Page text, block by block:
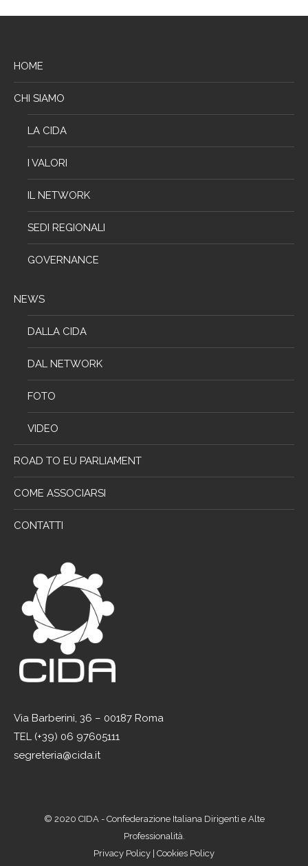
HOME
CHI SIAMO
LA CIDA
I VALORI
IL NETWORK
SEDI REGIONALI
GOVERNANCE
NEWS
DALLA CIDA
DAL NETWORK
FOTO
VIDEO
ROAD TO EU PARLIAMENT
COME ASSOCIARSI
CONTATTI
Via Barberini, 36 – 00187 Roma
TEL (+39) 06 97605111
segreteria@cida.it
© 2020 CIDA - Confederazione Italiana Dirigenti e Alte
Professionalità.
Privacy Policy Cookies Policy